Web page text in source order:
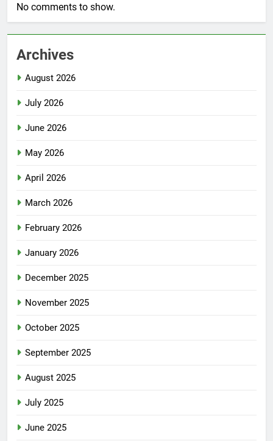
No comments to show.
Archives
August 2026
July 2026
June 2026
May 2026
April 2026
March 2026
February 2026
January 2026
December 2025
November 2025
October 2025
September 2025
August 2025
July 2025
June 2025